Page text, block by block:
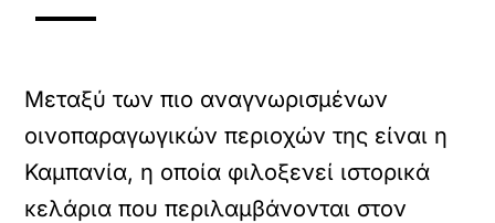
Μεταξύ των πιο αναγνωρισμένων
οινοπαραγωγικών περιοχών της είναι η
Καμπανία, η οποία φιλοξενεί ιστορικά
κελάρια που περιλαμβάνονται στον